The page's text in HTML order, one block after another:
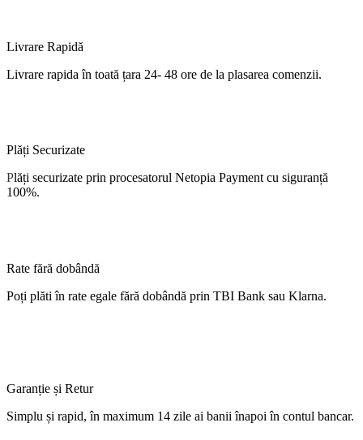
Livrare Rapidă
Livrare rapida în toată țara 24- 48 ore de la plasarea comenzii.
Plăți Securizate
Plăți securizate prin procesatorul Netopia Payment cu siguranță
100%.
Rate fără dobândă
Poți plăti în rate egale fără dobândă prin TBI Bank sau Klarna.
Garanție și Retur
Simplu și rapid,în maximum 14 zile ai banii înapoi în contul bancar.